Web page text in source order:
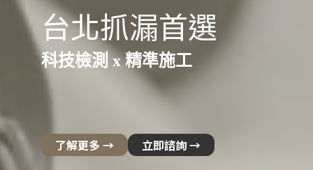
台北抓漏首選
科技檢測 x 精準施工
了解更多 → 立即諮詢 →